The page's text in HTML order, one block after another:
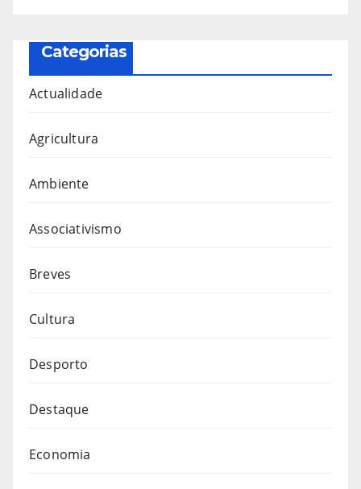
Categorias
Actualidade
Agricultura
Ambiente
Associativismo
Breves
Cultura
Desporto
Destaque
Economia